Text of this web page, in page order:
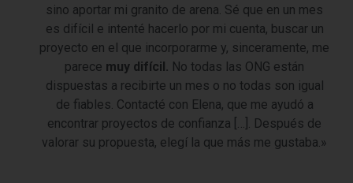
sino aportar mi granito de arena. Sé que en un mes
es difícil e intenté hacerlo por mi cuenta, buscar un
proyecto en el que incorporarme y, sinceramente, me
parece muy difícil. No todas las ONG están
dispuestas a recibirte un mes o no todas son igual
de fiables. Contacté con Elena, que me ayudó a
encontrar proyectos de confianza […]. Después de
valorar su propuesta, elegí la que más me gustaba.»